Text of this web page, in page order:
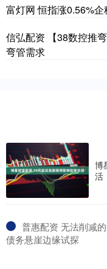
富灯网 恒指涨0.56%
信弘配资 【38数控推
弯管需求
博
活
普惠配资 无法削减
债务悬崖边缘试探